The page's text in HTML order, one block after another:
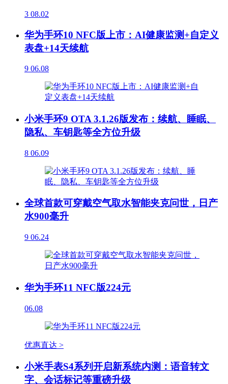
3 08.02
华为手环10 NFC版上市：AI健康监测+自定义
表盘+14天续航
9 06.08
小米手环9 OTA 3.1.26版发布：续航、睡眠、
隐私、车钥匙等全方位升级
8 06.09
全球首款可穿戴空气取水智能夹克问世，日产
水900毫升
9 06.24
华为手环11 NFC版224元
06.08
优惠直达 >
小米手表S4系列开启新系统内测：语音转文
字、会话标记等重磅升级